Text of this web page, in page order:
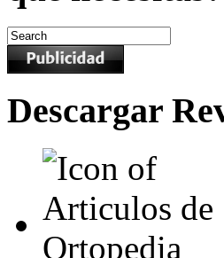
Descargar